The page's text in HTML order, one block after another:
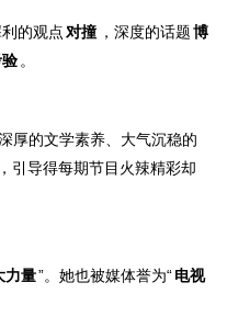
利的观点 对撞 ，深度的话题博
。
厚的文学素养、大气沉稳的
引导得每期节目 火辣精彩却
力量”。 她也被媒体誉为“电视